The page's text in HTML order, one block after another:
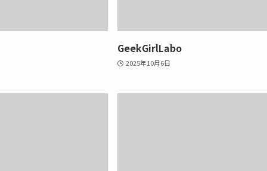
GeekGirlLabo
2025年10月6日